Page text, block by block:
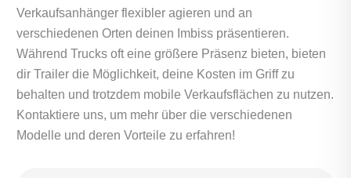
Verkaufsanhänger flexibler agieren und an
verschiedenen Orten deinen Imbiss präsentieren.
Während Trucks oft eine größere Präsenz bieten, bieten
dir Trailer die Möglichkeit, deine Kosten im Griff zu
behalten und trotzdem mobile Verkaufsflächen zu nutzen.
Kontaktiere uns, um mehr über die verschiedenen
Modelle und deren Vorteile zu erfahren!